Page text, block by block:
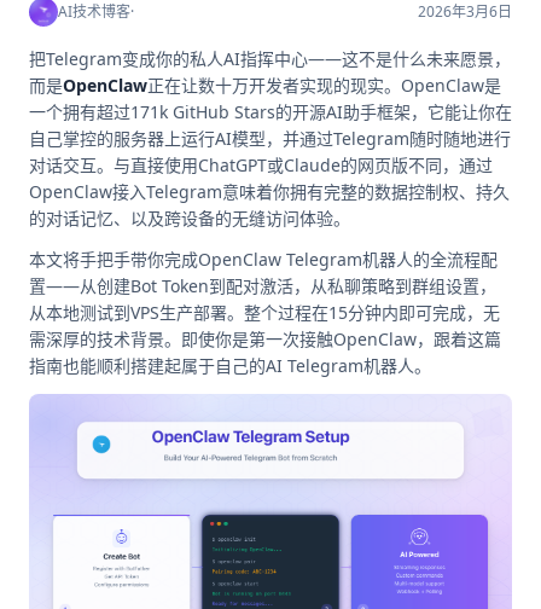
AI技术博客· 2026年3月6日
把Telegram变成你的私人AI指挥中心——这不是什么未来愿景，
而是OpenClaw正在让数十万开发者实现的现实。OpenClaw是
一个拥有超过171k GitHub Stars的开源AI助手框架，它能让你在
自己掌控的服务器上运行AI模型，并通过Telegram随时随地进行
对话交互。与直接使用ChatGPT或Claude的网页版不同，通过
OpenClaw接入Telegram意味着你拥有完整的数据控制权、持久
的对话记忆、以及跨设备的无缝访问体验。
本文将手把手带你完成OpenClaw Telegram机器人的全流程配
置——从创建Bot Token到配对激活，从私聊策略到群组设置，
从本地测试到VPS生产部署。整个过程在15分钟内即可完成，无
需深厚的技术背景。即使你是第一次接触OpenClaw，跟着这篇
指南也能顺利搭建起属于自己的AI Telegram机器人。